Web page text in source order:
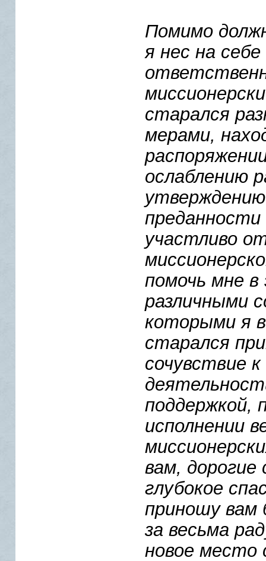
Помимо
я нес на
старался
мерами,
ослаблению
преданности
участливо
помочь мне
различными
которыми я
старался
сочувствие
поддержкой,
исполнении
вам, дорогие
глубокое
приношу вам
за весьма
новое место